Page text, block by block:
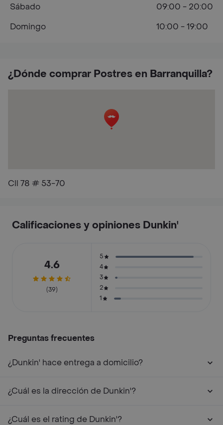
¿Dónde comprar Postres en Barranquilla?
Cll 78 # 53-70
Sábado
09:00 - 20:00
Domingo
10:00 - 19:00
Calificaciones y opiniones Dunkin'
4.6
(39)
5
4
3
2
1
Preguntas frecuentes
¿Dunkin' hace entrega a domicilio?
¿Cuál es la dirección de Dunkin'?
¿Cuál es el rating de Dunkin'?